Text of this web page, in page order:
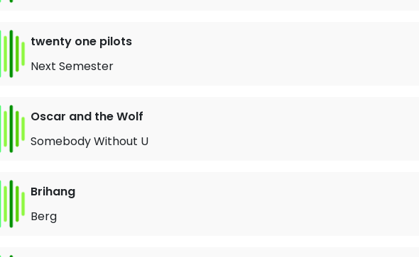
twenty one pilots
Next Semester
Oscar and the Wolf
Somebody Without U
Brihang
Berg